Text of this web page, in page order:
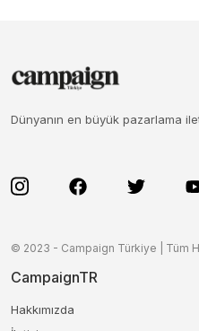
Dünyanın en büyük pazarlama
© 2023 - Campaign Türkiye | Tüm
CampaignTR
Hakkımızda